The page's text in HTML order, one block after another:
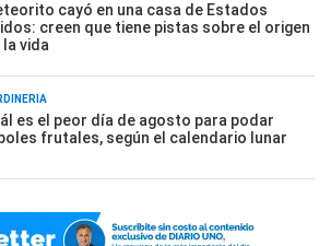
cayó en una casa de Estados
creen que tiene pistas sobre el origen
la vida
es el peor día de agosto para podar
frutales, según el calendario lunar